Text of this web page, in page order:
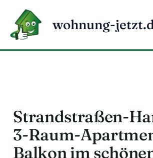
Inhalt
springen
wohnung-
Strandstraßen-
3-Raum-
Balkon im